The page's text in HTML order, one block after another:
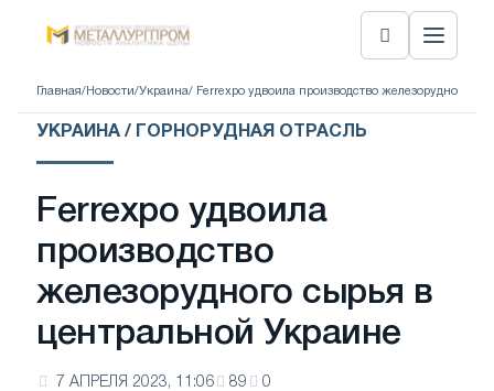
Главная/ Новости/Украина/ Ferrexpo удвоила производство железорудного
УКРАИНА / ГОРНОРУДНАЯ ОТРАСЛЬ
Ferrexpo удвоила
производство
железорудного сырья в
центральной Украине
7 АПРЕЛЯ 2023, 11:06 89 0